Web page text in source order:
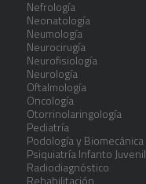
Nefrología
Neonatología
Neumología
Neurocirugía
Neurofisiología
Neurología
Oftalmología
Oncología
Otorrinolaringología
Pediatría
Podología y Biomecánica
Psiquiatría Infanto Juvenil
Radiodiagnóstico
Rehabilitación